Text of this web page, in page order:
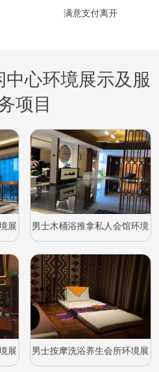
满意支付离开
心环境展示及服
项目
展
男士木桶浴推拿私人会馆环境
展示
展
男士按摩洗浴养生会所环境展
示